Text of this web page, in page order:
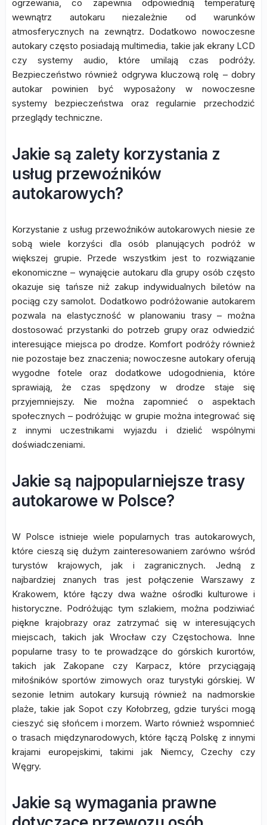
ogrzewania, co zapewnia odpowiednią temperaturę
wewnątrz autokaru niezależnie od warunków
atmosferycznych na zewnątrz. Dodatkowo nowoczesne
autokary często posiadają multimedia, takie jak ekrany LCD
czy systemy audio, które umilają czas podróży.
Bezpieczeństwo również odgrywa kluczową rolę – dobry
autokar powinien być wyposażony w nowoczesne
systemy bezpieczeństwa oraz regularnie przechodzić
przeglądy techniczne.
Jakie są zalety korzystania z
usług przewoźników
autokarowych?
Korzystanie z usług przewoźników autokarowych niesie ze
sobą wiele korzyści dla osób planujących podróż w
większej grupie. Przede wszystkim jest to rozwiązanie
ekonomiczne – wynajęcie autokaru dla grupy osób często
okazuje się tańsze niż zakup indywidualnych biletów na
pociąg czy samolot. Dodatkowo podróżowanie autokarem
pozwala na elastyczność w planowaniu trasy – można
dostosować przystanki do potrzeb grupy oraz odwiedzić
interesujące miejsca po drodze. Komfort podróży również
nie pozostaje bez znaczenia; nowoczesne autokary oferują
wygodne fotele oraz dodatkowe udogodnienia, które
sprawiają, że czas spędzony w drodze staje się
przyjemniejszy. Nie można zapomnieć o aspektach
społecznych – podróżując w grupie można integrować się
z innymi uczestnikami wyjazdu i dzielić wspólnymi
doświadczeniami.
Jakie są najpopularniejsze trasy
autokarowe w Polsce?
W Polsce istnieje wiele popularnych tras autokarowych,
które cieszą się dużym zainteresowaniem zarówno wśród
turystów krajowych, jak i zagranicznych. Jedną z
najbardziej znanych tras jest połączenie Warszawy z
Krakowem, które łączy dwa ważne ośrodki kulturowe i
historyczne. Podróżując tym szlakiem, można podziwiać
piękne krajobrazy oraz zatrzymać się w interesujących
miejscach, takich jak Wrocław czy Częstochowa. Inne
popularne trasy to te prowadzące do górskich kurortów,
takich jak Zakopane czy Karpacz, które przyciągają
miłośników sportów zimowych oraz turystyki górskiej. W
sezonie letnim autokary kursują również na nadmorskie
plaże, takie jak Sopot czy Kołobrzeg, gdzie turyści mogą
cieszyć się słońcem i morzem. Warto również wspomnieć
o trasach międzynarodowych, które łączą Polskę z innymi
krajami europejskimi, takimi jak Niemcy, Czechy czy
Węgry.
Jakie są wymagania prawne